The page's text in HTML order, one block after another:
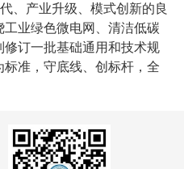
、产业升级、模式创新的良
工业绿色微电网、清洁低碳
修订一批基础通用和技术规
标准，守底线、创标杆，全